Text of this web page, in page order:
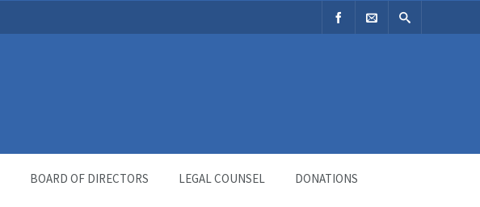
BOARD OF DIRECTORS LEGAL COUNSEL DONATIONS